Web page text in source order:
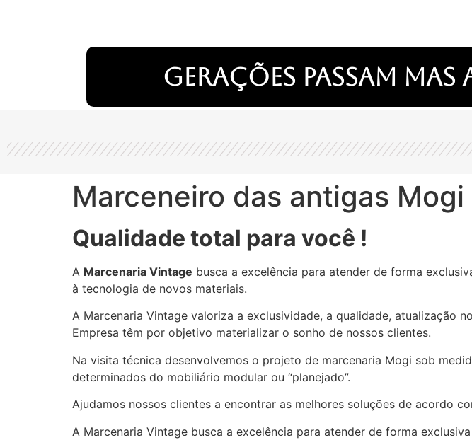
Gerações passam
Marceneiro das antigas Mogi
Qualidade total para você !
A Marcenaria Vintage busca a excelência para atender de forma
à tecnologia de novos materiais.
A Marcenaria Vintage valoriza a exclusividade, a qualidade, atualização
Empresa têm por objetivo materializar o sonho de nossos clientes.
Na visita técnica desenvolvemos o projeto de marcenaria Mogi sob
determinados do mobiliário modular ou “planejado”.
Ajudamos nossos clientes a encontrar as melhores soluções de acordo
A Marcenaria Vintage busca a excelência para atender de forma